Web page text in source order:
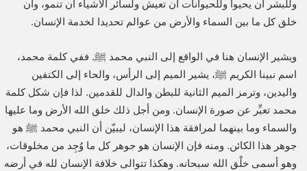
وللبشر أن يحيوا وللحيوانات أن تعيش ولسائر الأشياء أن تنمو، وأن
خلق كل ما بين السماء والأرض من عوالم تحديدا لخدمة الإنسان.
ويشير الإنسان هنا في الواقع إلى النبي محمد ﷺ. ففي كلمة محمد،
اسم نبينا الكريم ﷺ، يشير الميم إلى الرأس، والحاء إلى الكتفين
واليدين، وترمز الميم الثانية للبطن والدال للقدمين. لذا فإن شكل كلمة
محمد تعبِّر عن صورة الإنسان. ومن أجل ذلك خلق الله الأرض وما عليها
والسماء وما بينهما لمرافقة هذا الإنسان، ليبيّن أن النبي محمد ﷺ هو
جوهر هذا الكائن. ومنه فإن الإنسان هو جوهر كل ما وُجِد من مخلوقات،
وهو أسمى خلْق الله سبحانه. وهكذا تتوالى خلافة الإنسان لله في أرضه